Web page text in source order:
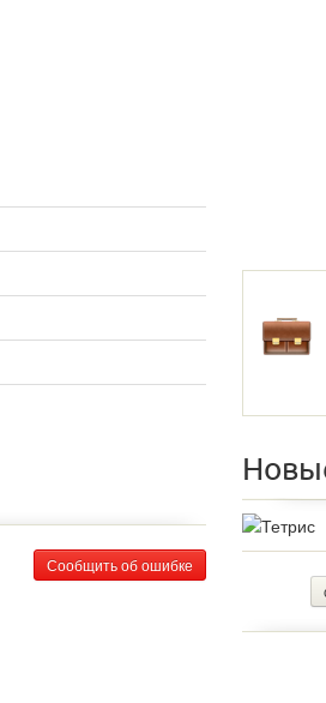
Сообщить об ошибке